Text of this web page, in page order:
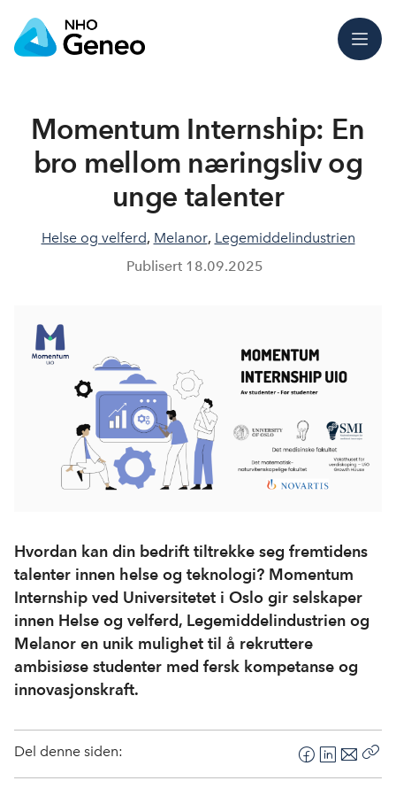
Meny
Momentum Internship: En
bro mellom næringsliv og
unge talenter
Helse og velferd, Melanor, Legemiddelindustrien
Publisert 18.09.2025
Hvordan kan din bedrift tiltrekke seg fremtidens
talenter innen helse og teknologi? Momentum
Internship ved Universitetet i Oslo gir selskaper
innen Helse og velferd, Legemiddelindustrien og
Melanor en unik mulighet til å rekruttere
ambisiøse studenter med fersk kompetanse og
innovasjonskraft.
Del denne siden:
F
L
E